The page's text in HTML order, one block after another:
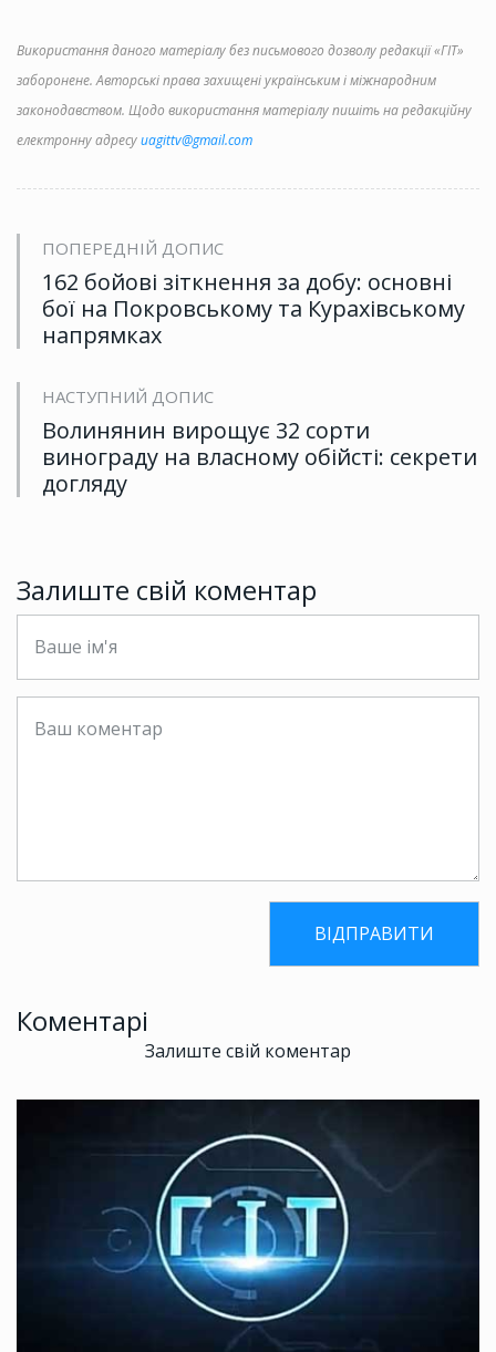
Використання даного матеріалу без письмового дозволу редакції «ГІТ»
заборонене. Авторські права захищені українським і міжнародним
законодавством. Щодо використання матеріалу пишіть на редакційну
електронну адресуuagittv@gmail.com
ПОПЕРЕДНІЙ ДОПИС
162 бойові зіткнення за добу: основні
бої на Покровському та Курахівському
напрямках
НАСТУПНИЙ ДОПИС
Волинянин вирощує 32 сорти
винограду на власному обійсті: секрети
догляду
Залиште свій коментар
Коментарі
Залиште свій коментар